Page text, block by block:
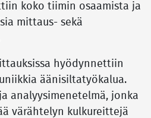
koko tiimin osaamista ja
mittaus- sekä
hyödynnettiin
äänisiltatyökalua.
analyysimenetelmä, jonka
värähtelyn kulkureittejä